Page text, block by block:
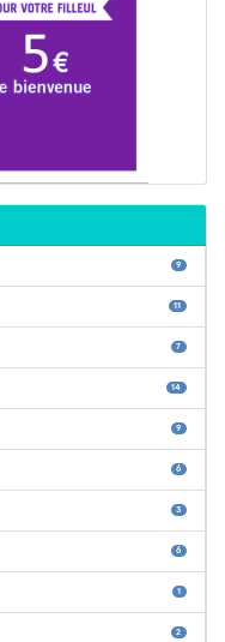
9
11
7
14
9
6
3
6
1
2